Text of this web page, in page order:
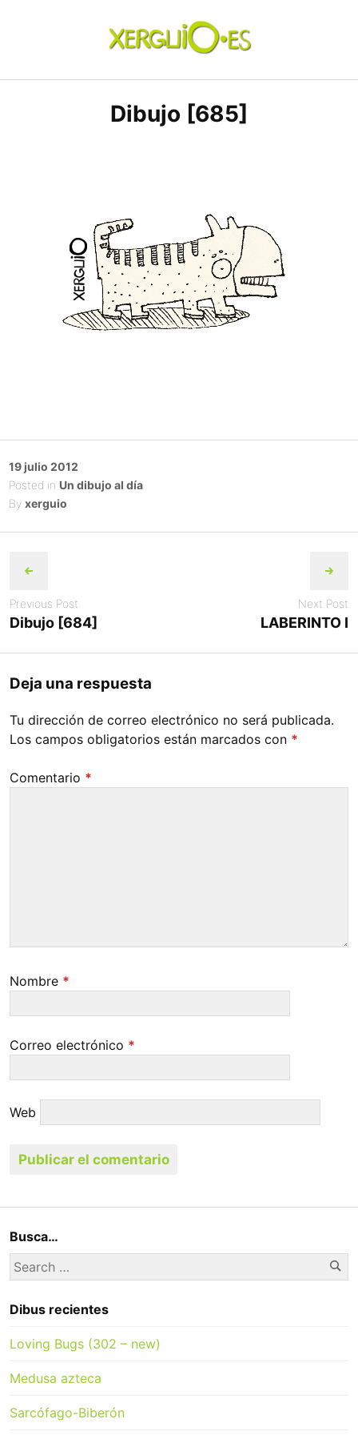
xerguio.ES | ilustración
Dibujo [685]
Posted
on
19 julio 2012
Posted in Un dibujo al día
By xerguio
navigation
Previous Post
Dibujo [684]
Next Post
LABERINTO I
Deja una respuesta
Tu dirección de correo electrónico no será publicada.
Los campos obligatorios están marcados con *
Comentario *
Nombre *
Correo electrónico *
Web
Busca…
Search
for:
Dibus recientes
Loving Bugs (302 – new)
Medusa azteca
Sarcófago-Biberón